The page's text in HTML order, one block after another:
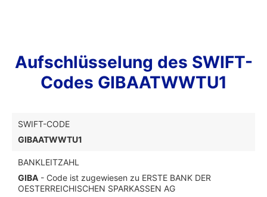
Aufschlüsselung des SWIFT-
Codes GIBAATWWTU1
SWIFT-CODE
GIBAATWWTU1
BANKLEITZAHL
GIBA - Code ist zugewiesen zu ERSTE BANK DER
OESTERREICHISCHEN SPARKASSEN AG